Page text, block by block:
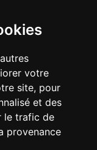
votre
site, pour
et des
le trafic de
provenance